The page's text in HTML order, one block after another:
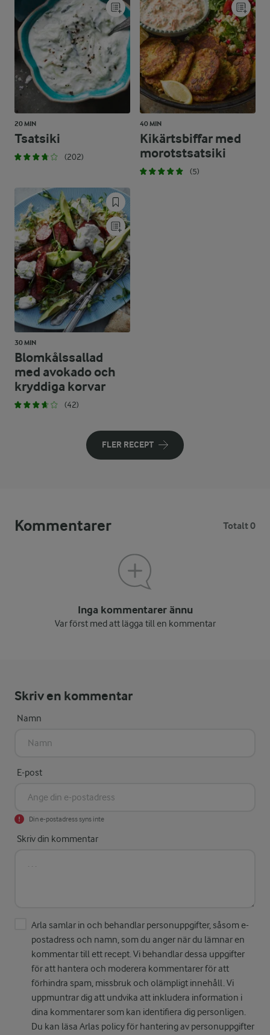
20 MIN
Tsatsiki
(202)
40 MIN
Kikärtsbiffar med
morotstsatsiki
(5)
30 MIN
Blomkålssallad
med avokado och
kryddiga korvar
(42)
FLER RECEPT
Kommentarer Totalt 0
Inga kommentarer ännu
Var först med att lägga till en kommentar
Skriv en kommentar
Namn
E-post
Din e-postadress syns inte
Skriv din kommentar
Arla samlar in och behandlar personuppgifter, såsom e-
postadress och namn, som du anger när du lämnar en
kommentar till ett recept. Vi behandlar dessa uppgifter
för att hantera och moderera kommentarer för att
förhindra spam, missbruk och olämpligt innehåll. Vi
uppmuntrar dig att undvika att inkludera information i
dina kommentarer som kan identifiera dig personligen.
Du kan läsa Arlas policy för hantering av personuppgifter